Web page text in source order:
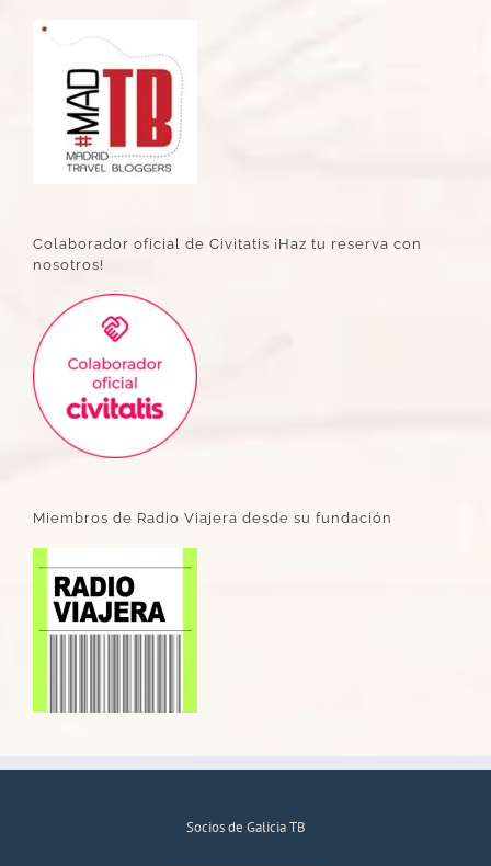
Colaborador oficial de Civitatis ¡Haz tu reserva con
nosotros!
Miembros de Radio Viajera desde su fundación
Socios de Galicia TB